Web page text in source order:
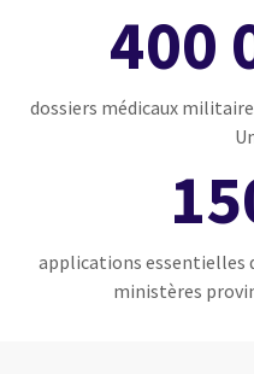
400
dossiers médicaux
applications essentielles
ministères